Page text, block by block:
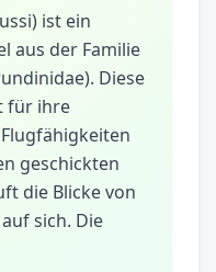
ist ein
aus der Familie
Diese
für ihre
geschickten
die Blicke von
sich. Die